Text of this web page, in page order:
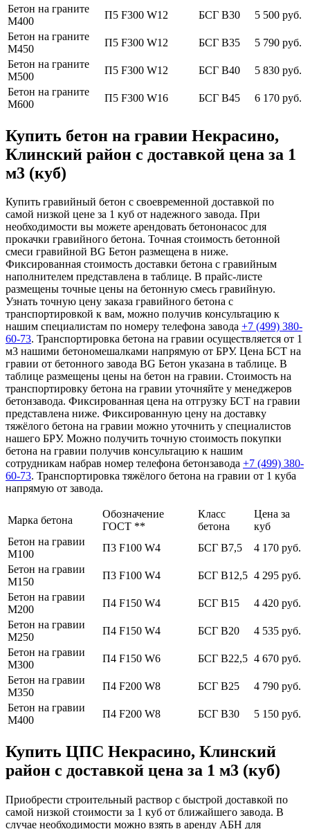
Бетон на граните
М400
П5 F300 W12 БСГ В30
5 500 руб.
Бетон на граните
М450
П5 F300 W12 БСГ В35
5 790 руб.
Бетон на граните
М500
П5 F300 W12 БСГ В40
5 830 руб.
Бетон на граните
М600
П5 F300 W16 БСГ В45 6 170 руб.
Купить бетон на гравии Некрасино,
Клинский район с доставкой цена за 1
м3 (куб)
Купить гравийный бетон с своевременной доставкой по
самой низкой цене за 1 куб от надежного завода. При
необходимости вы можете арендовать бетононасос для
прокачки гравийного бетона. Точная стоимость бетонной
смеси гравийной BG Бетон размещена в ниже.
Фиксированная стоимость доставки бетона с гравийным
наполнителем представлена в таблице. В прайс-листе
размещены точные цены на бетонную смесь гравийную.
Узнать точную цену заказа гравийного бетона с
транспортировкой к вам, можно получив консультацию к
нашим специалистам по номеру телефона завода +7 (499) 380-
60-73. Транспортировка бетона на гравии осуществляется от 1
м3 нашими бетономешалками напрямую от БРУ. Цена БСТ на
гравии от бетонного завода BG Бетон указана в таблице. В
таблице размещены цены на бетон на гравии. Стоимость на
транспортировку бетона на гравии уточняйте у менеджеров
бетонзавода. Фиксированная цена на отгрузку БСТ на гравии
представлена ниже. Фиксированную цену на доставку
тяжёлого бетона на гравии можно уточнить у специалистов
нашего БРУ. Можно получить точную стоимость покупки
бетона на гравии получив консультацию к нашим
сотрудникам набрав номер телефона бетонзавода +7 (499) 380-
60-73. Транспортировка тяжёлого бетона на гравии от 1 куба
напрямую от завода.
Марка бетона
Обозначение
ГОСТ **
Класс
бетона
Цена за
куб
Бетон на гравии
М100
П3 F100 W4 БСГ В7,5
4 170 руб.
Бетон на гравии
М150
П3 F100 W4 БСГ В12,5 4 295 руб.
Бетон на гравии
М200
П4 F150 W4 БСГ В15
4 420 руб.
Бетон на гравии
М250
П4 F150 W4 БСГ В20
4 535 руб.
Бетон на гравии
М300
П4 F150 W6 БСГ В22,5 4 670 руб.
Бетон на гравии
М350
П4 F200 W8 БСГ В25
4 790 руб.
Бетон на гравии
М400
П4 F200 W8 БСГ В30 5 150 руб.
Купить ЦПС Некрасино, Клинский
район с доставкой цена за 1 м3 (куб)
Приобрести строительный раствор с быстрой доставкой по
самой низкой стоимости за 1 куб от ближайшего завода. В
случае необходимости можно взять в аренду АБН для